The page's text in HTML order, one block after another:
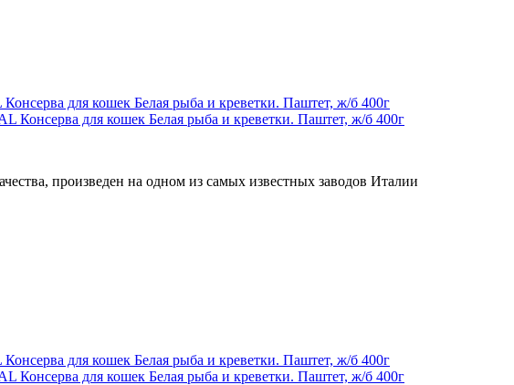
для кошек Белая рыба и креветки. Паштет, ж/б 400г
произведен на одном из самых известных заводов Италии
для кошек Белая рыба и креветки. Паштет, ж/б 400г